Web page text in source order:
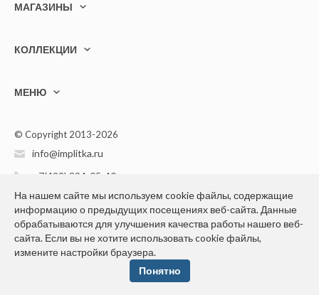
МАГАЗИНЫ
КОЛЛЕКЦИИ
МЕНЮ
© Copyright 2013-2026
info@implitka.ru
+7(499) 394-05-40
Конфиденциальность персональной информации
На нашем сайте мы используем cookie файлы, содержащие
информацию о предыдущих посещениях веб-сайта. Данные
обрабатываются для улучшения качества работы нашего веб-
сайта. Если вы не хотите использовать cookie файлы,
измените настройки браузера.
Понятно